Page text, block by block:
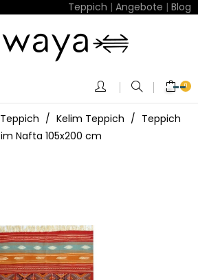
Teppich | Angebote | Blog
0
Kelim Teppich
Teppich
Nafta 105x200 cm